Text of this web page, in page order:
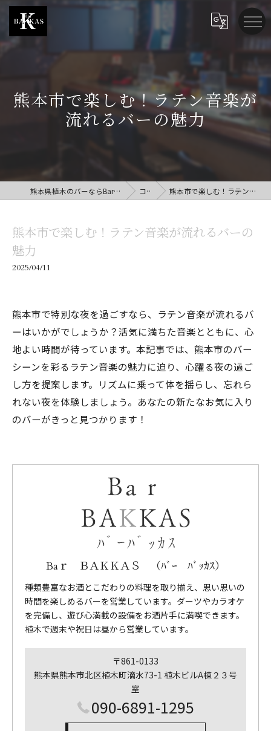
熊本市で楽しむ！ラテン音楽が
流れるバーの魅力
熊本県植木のバーならBar BAKKAS (バー バッカス) コラム 熊本市で楽しむ！ラテン音楽が流れるバーの魅力
熊本市で楽しむ！ラテン音楽が流れるバーの
魅力
2025/04/11
熊本市で特別な夜を過ごすなら、ラテン音楽が流れるバ
ーはいかがでしょうか？活気に満ちた音楽とともに、心
地よい時間が待っています。本記事では、熊本市のバー
シーンを彩るラテン音楽の魅力に迫り、心躍る夜の過ご
し方を提案します。リズムに乗って体を揺らし、忘れら
れない夜を体験しましょう。あなたの新たなお気に入り
のバーがきっと見つかります！
Baｒ ＢＡＫＫＡＳ （ﾊﾞｰ ﾊﾞｯｶｽ）
種類豊富なお酒とこだわりの料理を取り揃え、思い思いの
時間を楽しめるバーを営業しています。ダーツやカラオケ
を完備し、遊び心満載の設備をお酒片手に満喫できます。
植木で週末や祝日は昼から営業しています。
〒861-0133
熊本県熊本市北区植木町滴水73-1 植木ビルA棟２３号
室
090-6891-1295